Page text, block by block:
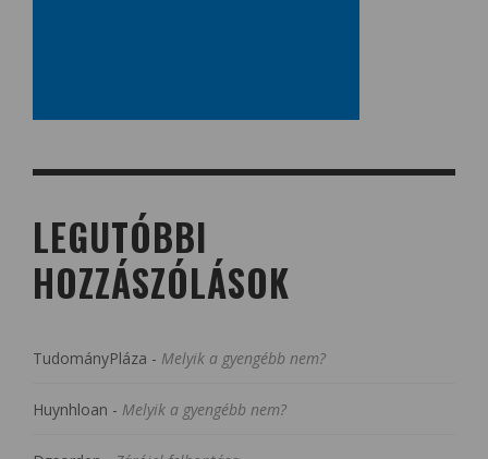
LEGUTÓBBI
HOZZÁSZÓLÁSOK
TudományPláza - Melyik a gyengébb nem?
Huynhloan - Melyik a gyengébb nem?